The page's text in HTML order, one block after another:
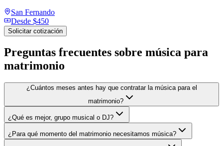
San Fernando
Desde $450
Solicitar cotización
Preguntas frecuentes sobre música para
matrimonio
¿Cuántos meses antes hay que contratar la música para el
matrimonio?
¿Qué es mejor, grupo musical o DJ?
¿Para qué momento del matrimonio necesitamos música?